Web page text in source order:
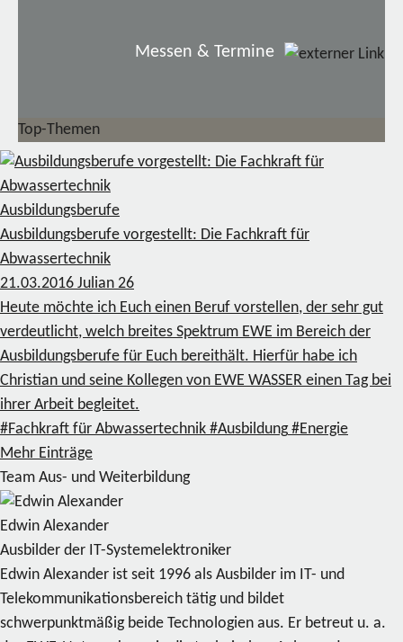
Messen & Termine
Top-Themen
Ausbildungsberufe
Ausbildungsberufe vorgestellt: Die Fachkraft für
Abwassertechnik
21.03.2016 Julian 26
Heute möchte ich Euch einen Beruf vorstellen, der sehr gut
verdeutlicht, welch breites Spektrum EWE im Bereich der
Ausbildungsberufe für Euch bereithält. Hierfür habe ich
Christian und seine Kollegen von EWE WASSER einen Tag bei
ihrer Arbeit begleitet.
#Fachkraft für Abwassertechnik #Ausbildung #Energie
Mehr Einträge
Team Aus- und Weiterbildung
Edwin Alexander
Ausbilder der IT-Systemelektroniker
Edwin Alexander ist seit 1996 als Ausbilder im IT- und
Telekommunikationsbereich tätig und bildet
schwerpunktmäßig beide Technologien aus. Er betreut u. a.